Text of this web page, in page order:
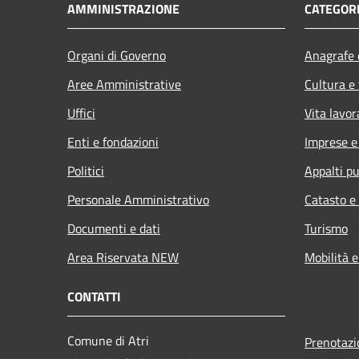
AMMINISTRAZIONE
Organi di Governo
Aree Amministrative
Uffici
Enti e fondazioni
Politici
Personale Amministrativo
Documenti e dati
Area Riservata NEW
Cultura
Vita
Imprese
Appalti
Catasto
Turismo
Mobilità
CONTATTI
Comune di Atri